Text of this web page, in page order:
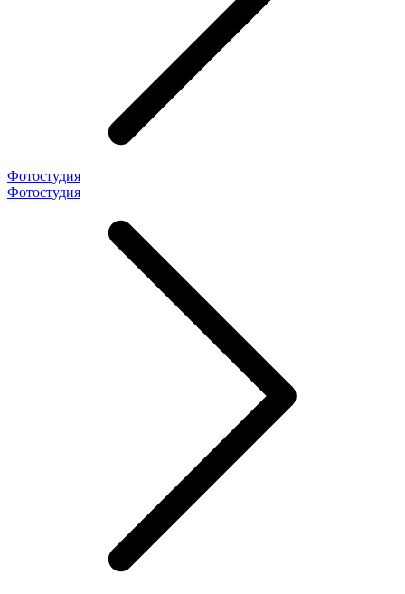
Фотостудия
Фотостудия